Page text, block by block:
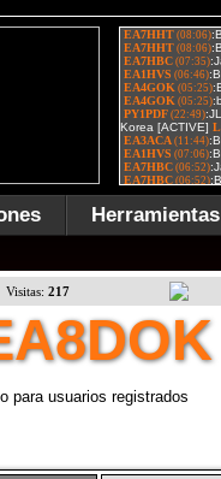
Herramientas
Visitas: 217
para usuarios registrados